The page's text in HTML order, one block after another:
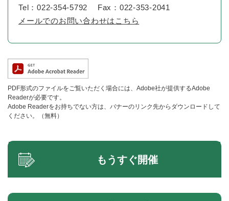
Tel：022-354-5792
Fax：022-353-2041
メールでのお問い合わせはこちら
PDF形式のファイルをご覧いただく場合には、Adobe社が提供するAdobe
Readerが必要です。
Adobe Readerをお持ちでない方は、バナーのリンク先からダウンロードして
ください。（無料）
もうすぐ開催